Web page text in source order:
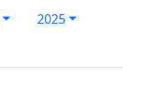
2025